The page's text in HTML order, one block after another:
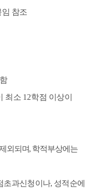
임 참조
최소 12학점 이상이
외되며, 학적부상에는
초과신청이나, 성적순에